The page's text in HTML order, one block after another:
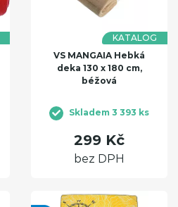
KATALOG
VS MANGAIA Hebká
deka 130 x 180 cm,
béžová
Skladem 3 393 ks
299 Kč
bez DPH